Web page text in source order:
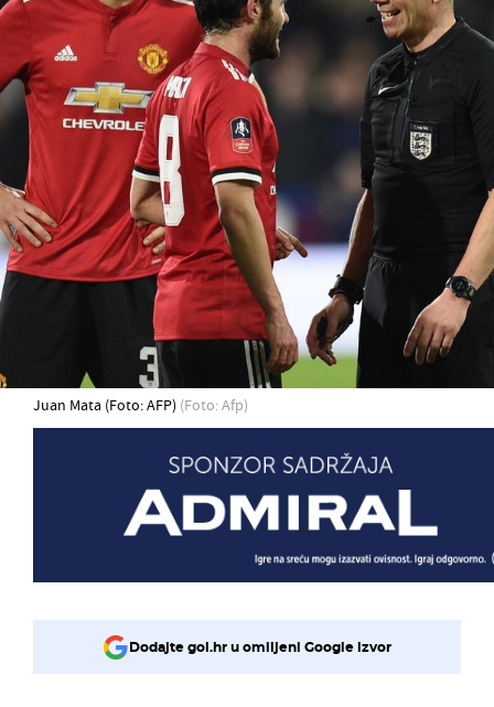
Juan Mata (Foto: AFP) (Foto: Afp)
Dodajte gol.hr u omiljeni Google izvor